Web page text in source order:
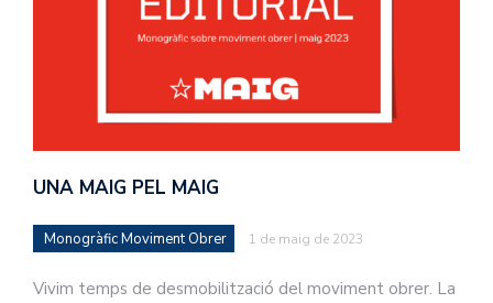
UNA MAIG PEL MAIG
Monogràfic Moviment Obrer 1 de maig de 2023
Vivim temps de desmobilització del moviment obrer. La